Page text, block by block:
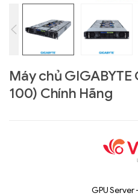
Máy chủ GIGABYTE
100) Chính Hãng
GPU Server